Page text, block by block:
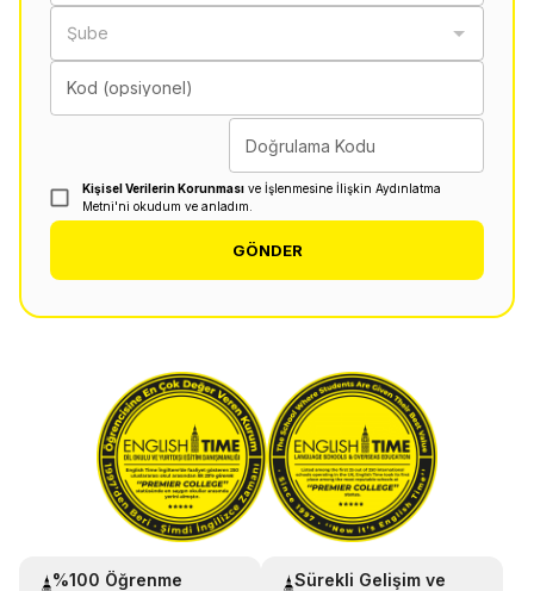
Şube
Kod (opsiyonel)
Doğrulama Kodu
Kişisel Verilerin Korunması ve İşlenmesine İlişkin Aydınlatma
Metni'ni okudum ve anladım.
GÖNDER
%100 Öğrenme
Sürekli Gelişim ve